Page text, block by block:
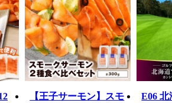
【王子サーモン】スモ
E06